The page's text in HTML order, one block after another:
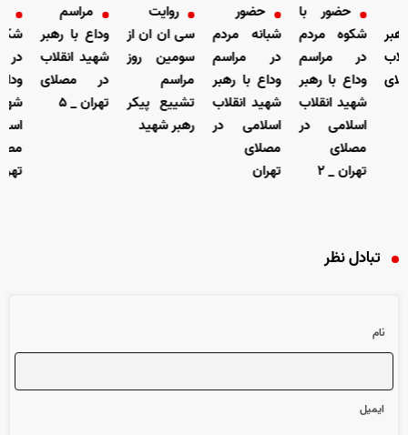
حضور با
شکوه مردم
در مراسم
وداع با رهبر
شهید انقلاب
اسلامی در
مصلای
تهران _ ۲
حضور
شبانه مردم
در مراسم
وداع با رهبر
شهید انقلاب
اسلامی در
مصلای
تهران
روایت
سی ان ان از
سومین روز
مراسم
تشییع پیکر
رهبر شهید
مراسم
وداع با رهبر
شهید انقلاب
در مصلای
تهران _ ۵
در
تبادل نظر
نام
ایمیل